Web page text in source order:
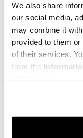
We also share
our social media,
may combine it
provided to them
of their services.
from the